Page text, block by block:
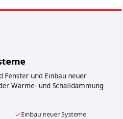
Fenster und Einbau neuer
Wärme- und Schalldämmung
Einbau neuer Systeme